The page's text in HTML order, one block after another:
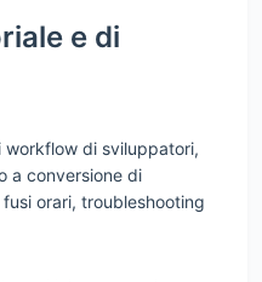
e di
workflow di sviluppatori,
a conversione di
orari, troubleshooting